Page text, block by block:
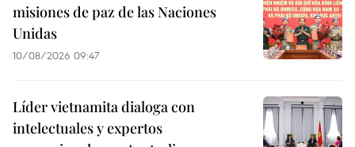
misiones de paz de las Naciones
Unidas
10/08/2026 09:47
Líder vietnamita dialoga con
intelectuales y expertos